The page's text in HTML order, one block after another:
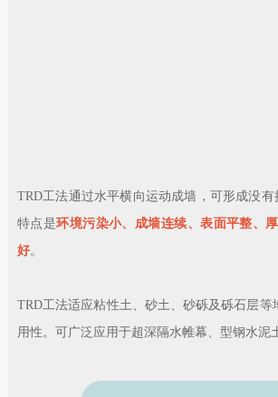
TRD工法通过水平横向运动成墙，可形成没
特点是环境污染小、成墙连续、表面平整、
好。
TRD工法适应粘性土、砂土、砂砾及砾石层
用性。可广泛应用于超深隔水帷幕、型钢水泥